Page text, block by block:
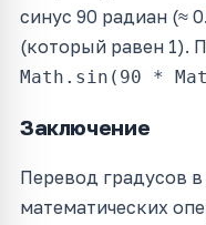
синус 90 радиан (≈
(который равен 1).
Math.sin(90 *
Заключение
Перевод градусов
математических